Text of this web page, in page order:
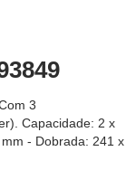
3
Capacidade: 2 x
- Dobrada: 241 x